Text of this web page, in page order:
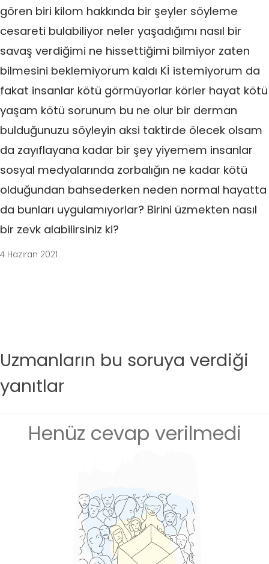
gören biri kilom hakkında bir şeyler söyleme
cesareti bulabiliyor neler yaşadığımı nasıl bir
savaş verdiğimi ne hissettiğimi bilmiyor zaten
bilmesini beklemiyorum kaldı Kİ istemiyorum da
fakat insanlar kötü görmüyorlar körler hayat kötü
yaşam kötü sorunum bu ne olur bir derman
bulduğunuzu söyleyin aksi taktirde ölecek olsam
da zayıflayana kadar bir şey yiyemem insanlar
sosyal medyalarında zorbalığın ne kadar kötü
olduğundan bahsederken neden normal hayatta
da bunları uygulamıyorlar? Birini üzmekten nasıl
bir zevk alabilirsiniz ki?
4 Haziran 2021
Uzmanların bu soruya verdiği
yanıtlar
Henüz cevap verilmedi